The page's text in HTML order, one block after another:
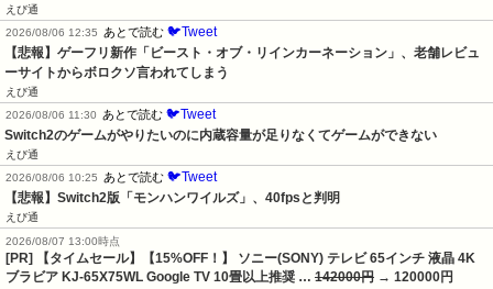
えび通
2026/08/06 12:35
あとで読む 🐦Tweet
【悲報】ゲーフリ新作「ビースト・オブ・リインカーネーション」、老舗レビュ
ーサイトからボロクソ言われてしまう
えび通
2026/08/06 11:30
あとで読む 🐦Tweet
Switch2のゲームがやりたいのに内蔵容量が足りなくてゲームができない
えび通
2026/08/06 10:25
あとで読む 🐦Tweet
【悲報】Switch2版「モンハンワイルズ」、40fpsと判明
えび通
2026/08/07 13:00時点
[PR] 【タイムセール】【15%OFF！】 ソニー(SONY) テレビ 65インチ 液晶 4K
ブラビア KJ-65X75WL Google TV 10畳以上推奨 … 142000円 → 120000円